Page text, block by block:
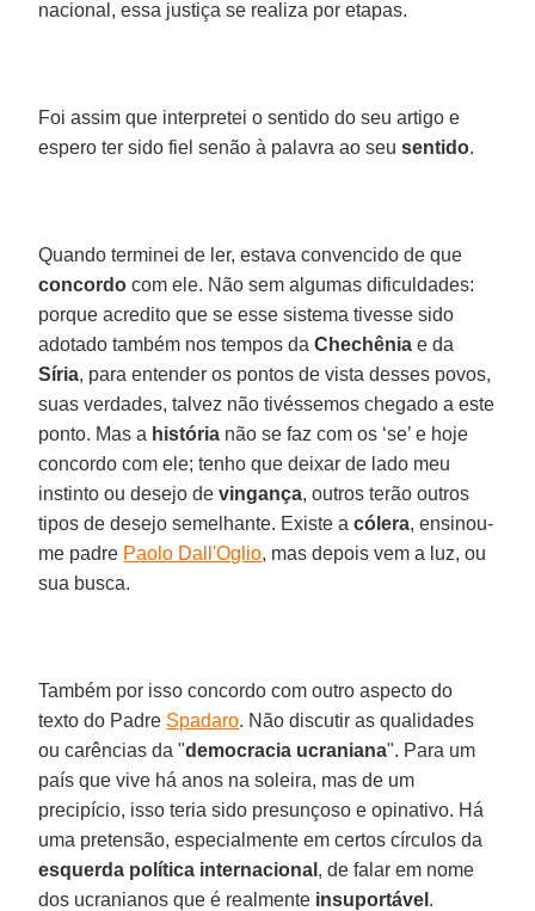
nacional, essa justiça se realiza por etapas.
Foi assim que interpretei o sentido do seu artigo e
espero ter sido fiel senão à palavra ao seusentido.
Quando terminei de ler, estava convencido de que
concordo com ele. Não sem algumas dificuldades:
porque acredito que se esse sistema tivesse sido
adotado também nos tempos daChechênia e da
Síria, para entender os pontos de vista desses povos,
suas verdades, talvez não tivéssemos chegado a este
ponto. Mas a história não se faz com os ‘se’ e hoje
concordo com ele; tenho que deixar de lado meu
instinto ou desejo devingança, outros terão outros
tipos de desejo semelhante. Existe acólera, ensinou-
me padre Paolo Dall'Oglio, mas depois vem a luz, ou
sua busca.
Também por isso concordo com outro aspecto do
texto do Padre Spadaro. Não discutir as qualidades
ou carências da "democracia ucraniana". Para um
país que vive há anos na soleira, mas de um
precipício, isso teria sido presunçoso e opinativo. Há
uma pretensão, especialmente em certos círculos da
esquerda política internacional , de falar em nome
dos ucranianos que é realmente insuportável .